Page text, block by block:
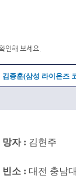
인해 보세요.
김종훈(삼성 라이온즈
망자 : 김현주
빈소 : 대전 충남